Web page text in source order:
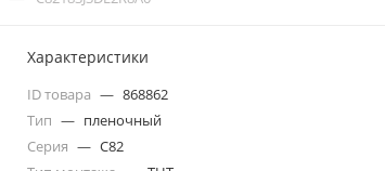
Характеристики
ID товара — 868862
Тип — пленочный
Серия — C82